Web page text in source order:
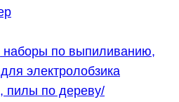
наборы по выпиливанию,
электролобзика
пилы по дереву/